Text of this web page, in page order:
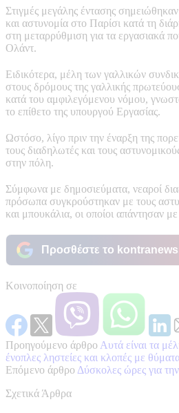
Στιγμές μεγάλης έντασης
και αστυνομία στο Παρίσι κατά τη
στη μεταρρύθμιση για τα εργασιακά
Ολάντ.
Ειδικότερα, μέλη των γαλλικών
στους δρόμους της γαλλικής
κατά του αμφιλεγόμενου νόμου,
το επίθετο της υπουργού Εργασίας.
Ωστόσο, λίγο πριν την έναρξη της
τους διαδηλωτές και τους
στην πόλη.
Σύμφωνα με δημοσιεύματα, νεαροί
πρόσωπα συγκρούστηκαν με τους
και μπουκάλια, οι οποίοι απάντησαν
Προσθέστε το
Κοινοποίηση σε
Προηγούμενο άρθρο Αυτά είναι τα
ένοπλες ληστείες και κλοπές με
Επόμενο άρθρο Δύσκολες ώρες για
Σχετικά Άρθρα